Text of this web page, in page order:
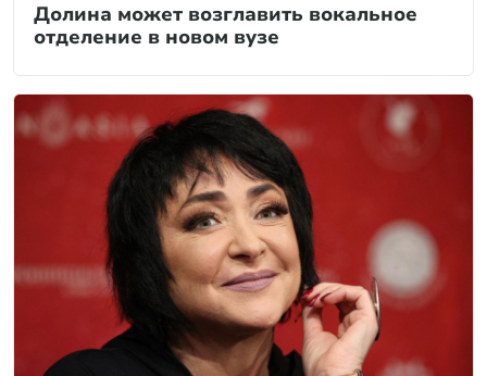
Долина может возглавить вокальное
отделение в новом вузе